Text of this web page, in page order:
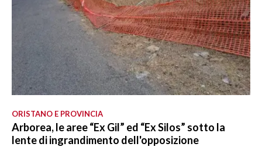
ORISTANO E PROVINCIA
Arborea, le aree “Ex Gil” ed “Ex Silos” sotto la
lente di ingrandimento dell'opposizione